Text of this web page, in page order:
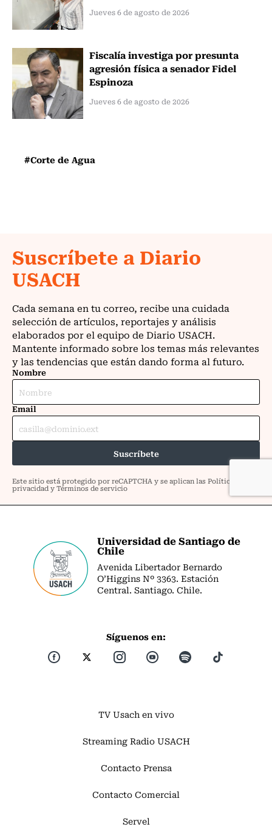
Jueves 6 de agosto de 2026
Fiscalía investiga por presunta
agresión física a senador Fidel
Espinoza
Jueves 6 de agosto de 2026
#Corte de Agua
Universidad de Santiago de
Chile
Avenida Libertador Bernardo
O’Higgins Nº 3363. Estación
Central. Santiago. Chile.
Síguenos en:
TV Usach en vivo
Streaming Radio USACH
Contacto Prensa
Contacto Comercial
Servel